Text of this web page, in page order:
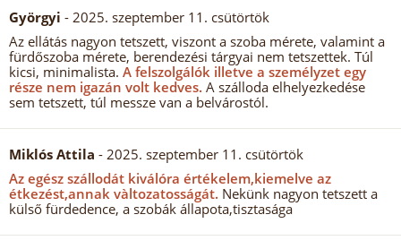
Györgyi - 2025. szeptember 11. csütörtök
Az ellátás nagyon tetszett, viszont a szoba mérete, valamint a
fürdőszoba mérete, berendezési tárgyai nem tetszettek. Túl
kicsi, minimalista. A felszolgálók illetve a személyzet egy
része nem igazán volt kedves. A szálloda elhelyezkedése
sem tetszett, túl messze van a belvárostól.
Miklós Attila - 2025. szeptember 11. csütörtök
Az egész szállodát kiválóra értékelem,kiemelve az
étkezést,annak vàltozatosságát. Nekünk nagyon tetszett a
külső fürdedence, a szobák állapota,tisztasága